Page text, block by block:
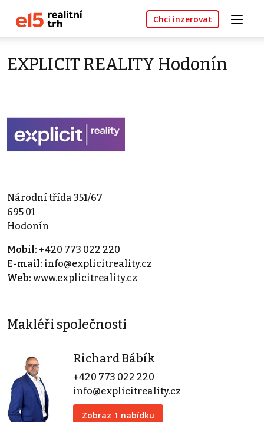
Chci inzerovat
EXPLICIT REALITY Hodonín
Národní třída 351/67
695 01
Hodonín
Mobil: +420 773 022 220
E-mail: info@explicitreality.cz
Web: www.explicitreality.cz
Makléři společnosti
Richard Bábík
+420 773 022 220
info@explicitreality.cz
Zobraz 1 nabídku